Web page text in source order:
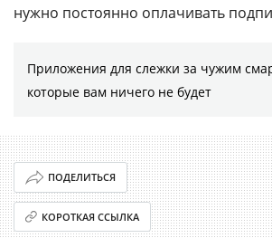
нужно постоянно оплачивать
Приложения для слежки за чужим
которые вам ничего не будет
ПОДЕЛИТЬСЯ
КОРОТКАЯ ССЫЛКА